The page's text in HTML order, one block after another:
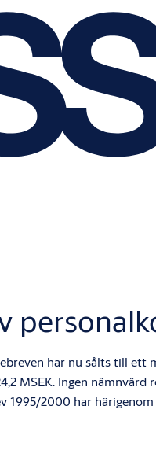
har nu sålts till ett
MSEK. Ingen
1995/2000 har